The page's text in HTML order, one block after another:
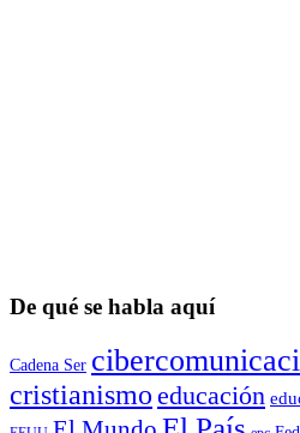
De qué se habla aquí
Cadena Ser
cristianismo educación